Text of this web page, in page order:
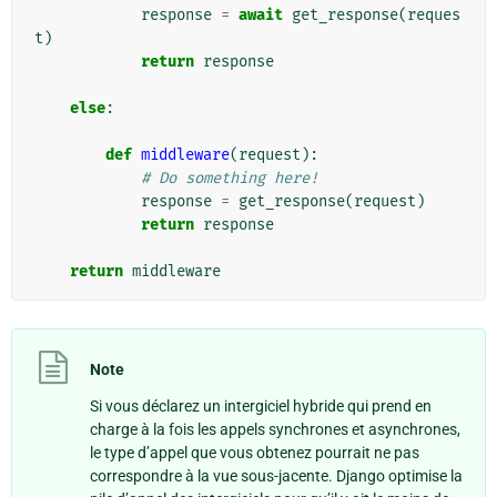
response = await get_response(reques
t )
return response
else:
def middleware(request ):
# Do something here!
response = get_response(request )
return response
return middleware
Note
Si vous déclarez un intergiciel hybride qui prend en
charge à la fois les appels synchrones et asynchrones,
le type d’appel que vous obtenez pourrait ne pas
correspondre à la vue sous-jacente. Django optimise la